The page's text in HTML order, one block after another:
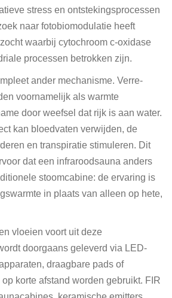
stress en ontstekingsprocessen
naar fotobiomodulatie heeft
waarbij cytochroom c-oxidase
processen betrokken zijn.
ander mechanisme. Verre-
voornamelijk als warmte
door weefsel dat rijk is aan water.
kan bloedvaten verwijden, de
en transpiratie stimuleren. Dit
dat een infraroodsauna anders
stoomcabine: de ervaring is
in plaats van alleen op hete,
vloeien voort uit deze
doorgaans geleverd via LED-
draagbare pads of
korte afstand worden gebruikt. FIR